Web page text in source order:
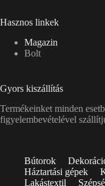
Hasznos linkek
Magazin
Bolt
Gyors kiszállítás
Termékeinket minden
figyelembevételével
Bútorok
Háztartási gépek
Lakástextil